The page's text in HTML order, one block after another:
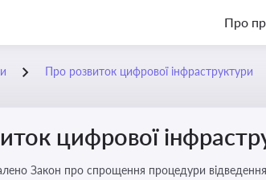
Про
Про розвиток цифрової інфраструктури
цифрової
Закон про спрощення процедури